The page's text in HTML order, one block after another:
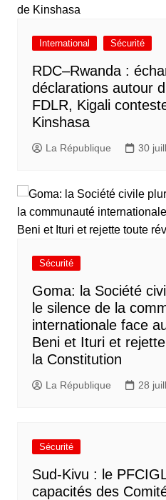
International Sécurité
RDC–Rwanda :
déclarations autour
FDLR, Kigali
Kinshasa
La République 30
Sécurité
Goma: la Société
le silence de la
internationale face
Beni et Ituri et
la Constitution
La République 28
Sécurité
Sud-Kivu : le
capacités des